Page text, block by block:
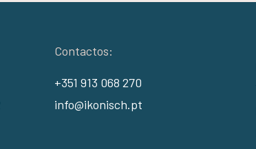
Contactos:
+351 913 068 270
info@ikonisch.pt